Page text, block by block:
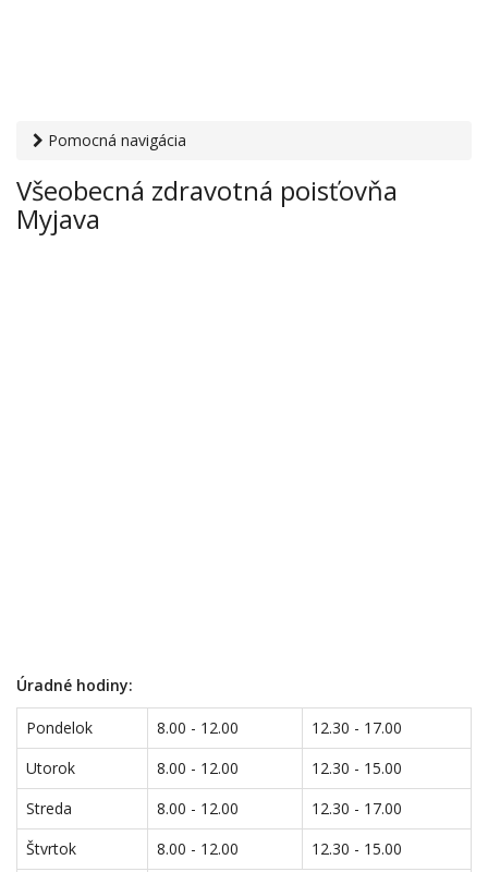
Pomocná navigácia
Všeobecná zdravotná poisťovňa Myjava
Všeobecná zdravotná poisťovňa
Myjava
Úradné hodiny:
Pondelok 8.00 - 12.00
12.30 - 17.00
Utorok
8.00 - 12.00
12.30 - 15.00
Streda
8.00 - 12.00
12.30 - 17.00
Štvrtok
8.00 - 12.00
12.30 - 15.00